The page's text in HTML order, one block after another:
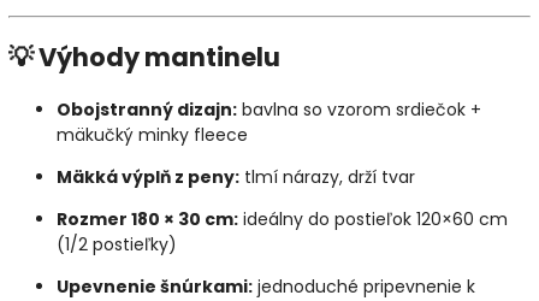
💡 Výhody mantinelu
Obojstranný dizajn: bavlna so vzorom srdiečok +
mäkučký minky fleece
Mäkká výplň z peny: tlmí nárazy, drží tvar
Rozmer 180 × 30 cm: ideálny do postieľok 120×60 cm
(1/2 postieľky)
Upevnenie šnúrkami: jednoduché pripevnenie k